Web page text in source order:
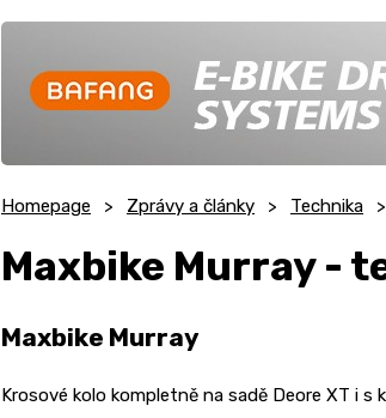
Homepage Zprávy a články Technika
Maxbike Murray -
Maxbike Murray
Krosové kolo kompletně na sadě Deore XT i